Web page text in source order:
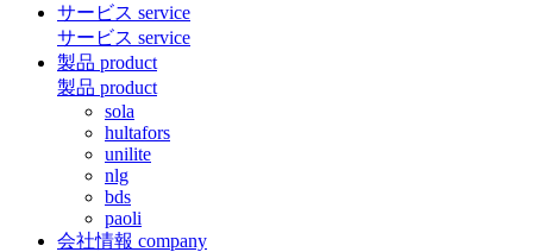
サービス service
サービス service
製品 product
製品 product
sola
hultafors
unilite
nlg
bds
paoli
会社情報 company